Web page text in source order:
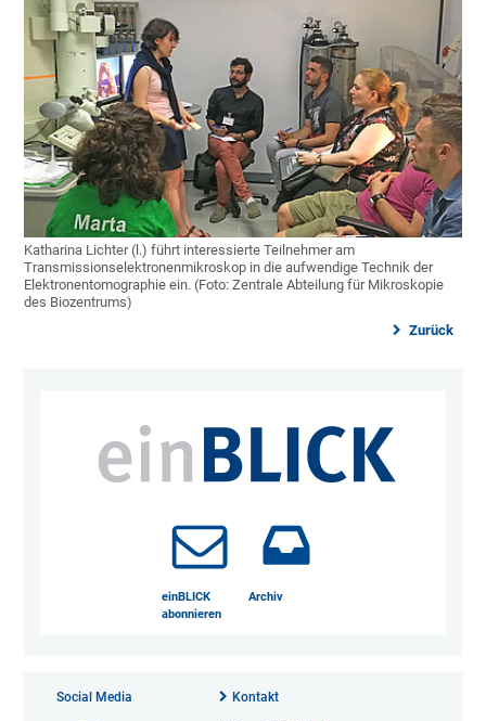
Katharina Lichter (l.) führt interessierte Teilnehmer am
Transmissionselektronenmikroskop in die aufwendige Technik der
Elektronentomographie ein. (Foto: Zentrale Abteilung für Mikroskopie
des Biozentrums)
Zurück
einBLICK
abonnieren
Archiv
Social Media Kontakt